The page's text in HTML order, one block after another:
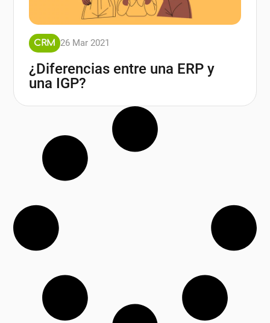
CRM 26 Mar 2021
¿Diferencias entre una ERP y
una IGP?